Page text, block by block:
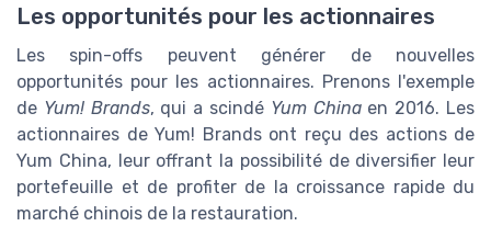
Les opportunités pour les actionnaires
Les spin-offs peuvent générer de nouvelles
opportunités pour les actionnaires. Prenons l'exemple
de Yum! Brands, qui a scindé Yum Chinaen 2016. Les
actionnaires de Yum! Brands ont reçu des actions de
Yum China, leur offrant la possibilité de diversifier leur
portefeuille et de profiter de la croissance rapide du
marché chinois de la restauration.